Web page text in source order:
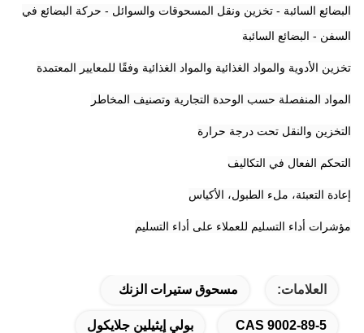
البضائع السائبة - تخزين ونقل المسحوقات والسوائل - حركة البضائع في
السفن - البضائع السائبة
تخزين الأدوية والمواد الغذائية والمواد الغذائية وفقًا للمعايير المعتمدة
المواد المنفصلة حسب الوحدة التجارية وتصنيف المخاطر
التخزين والنقل تحت درجة حرارة
التحكم الفعال في التكاليف
إعادة التعبئة، ملء الطبول، الأكياس
مؤشرات أداء التسليم للعملاء على أداء التسليم
العلامات: مسحوق ستيرات الزنك
CAS 9002-89-5 بولي إيثيلين جلايكول